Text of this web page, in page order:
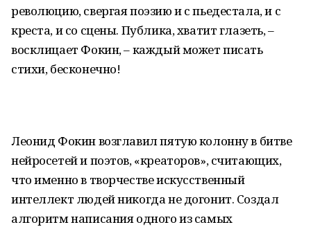
революцию, свергая поэзию и с пьедестала, и с
креста, и со сцены. Публика, хватит глазеть, –
восклицает Фокин, – каждый может писать
стихи, бесконечно!
Леонид Фокин возглавил пятую колонну в битве
нейросетей и поэтов, «креаторов», считающих,
что именно в творчестве искусственный
интеллект людей никогда не догонит. Создал
алгоритм написания одного из самых